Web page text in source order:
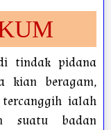
tindak pidana
kian beragam,
ialah
suatu badan